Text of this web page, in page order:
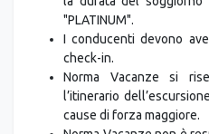
"PLATINUM".
I conducenti devono
check-in.
Norma Vacanze si
l’itinerario
cause di forza maggiore.
Norma Vacanze non è